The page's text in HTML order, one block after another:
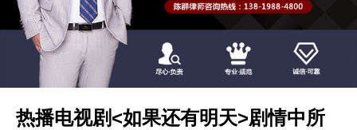
热播电视剧<如果还有明天>剧情中所